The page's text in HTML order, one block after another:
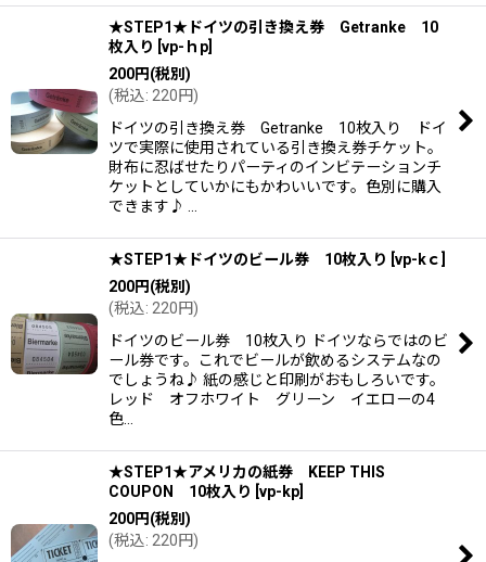
★STEP1★ドイツの引き換え券 Getranke 10
枚入り vp-ｈp
200円(税別)
(税込: 220円)
ドイツの引き換え券 Getranke 10枚入り ドイ
ツで実際に使用されている引き換え券チケット。
財布に忍ばせたりパーティのインビテーションチ
ケットとしていかにもかわいいです。色別に購入
できます♪ …
★STEP1★ドイツのビール券 10枚入り vp-kｃ
200円(税別)
(税込: 220円)
ドイツのビール券 10枚入り ドイツならではのビ
ール券です。これでビールが飲めるシステムなの
でしょうね♪ 紙の感じと印刷がおもしろいです。
レッド オフホワイト グリーン イエローの4
色…
★STEP1★アメリカの紙券 KEEP THIS
COUPON 10枚入り vp-kp
200円(税別)
(税込: 220円)